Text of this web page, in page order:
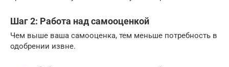
Шаг 2: Работа над самооценкой
Чем выше ваша самооценка, тем меньше потребность в
одобрении извне.